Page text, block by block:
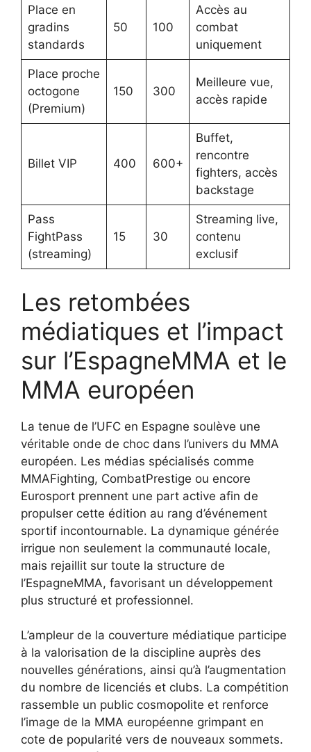
Place en
gradins
standards
50 100
Accès au
combat
uniquement
Place proche
octogone
(Premium)
150 300
Meilleure vue,
accès rapide
Billet VIP 400 600+
Buffet,
rencontre
fighters, accès
backstage
Pass
FightPass
(streaming)
15 30
Streaming live,
contenu
exclusif
Les retombées
médiatiques et l’impact
sur l’EspagneMMA et le
MMA européen
La tenue de l’UFC en Espagne soulève une
véritable onde de choc dans l’univers du MMA
européen. Les médias spécialisés comme
MMAFighting, CombatPrestige ou encore
Eurosport prennent une part active afin de
propulser cette édition au rang d’événement
sportif incontournable. La dynamique générée
irrigue non seulement la communauté locale,
mais rejaillit sur toute la structure de
l’EspagneMMA, favorisant un développement
plus structuré et professionnel.
L’ampleur de la couverture médiatique participe
à la valorisation de la discipline auprès des
nouvelles générations, ainsi qu’à l’augmentation
du nombre de licenciés et clubs. La compétition
rassemble un public cosmopolite et renforce
l’image de la MMA européenne grimpant en
cote de popularité vers de nouveaux sommets.